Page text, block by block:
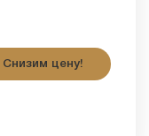
Снизим цену!